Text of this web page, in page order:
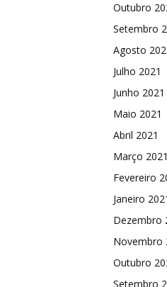
Outubro
Setembro
Agosto
Julho 2021
Junho 2021
Maio 2021
Abril 2021
Março 2021
Fevereiro
Janeiro
Dezembro
Novembro
Outubro
Setembro